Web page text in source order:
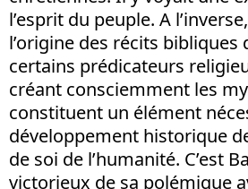
l’esprit du peuple. A
l’origine des récits bibliques
certains prédicateurs
créant consciemment les
constituent un élément
développement historique
de soi de l’humanité. C’est
victorieux de sa polémique